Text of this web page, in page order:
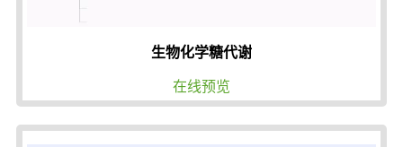
生物化学糖代谢
在线预览